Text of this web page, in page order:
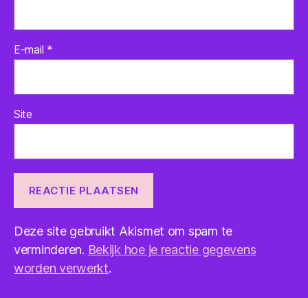
E-mail *
Site
Deze site gebruikt Akismet om spam te
verminderen. Bekijk hoe je reactie gegevens
worden verwerkt.